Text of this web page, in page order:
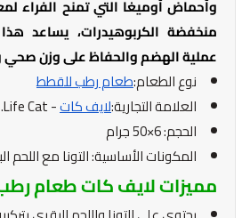
وأحماض أوميغا التي تمنح الفراء
منخفضة الكربوهيدرات، يساعد
عملية الهضم والحفاظ على وزن صحي
نوع الطعام:طعام رطب للقطط
العلامة التجارية:لايف كات- Life Cat.
الحجم: 6×50 جرام
المكونات الأساسية: التونا مع اللحم
مميزات لايف كات طعام رطب